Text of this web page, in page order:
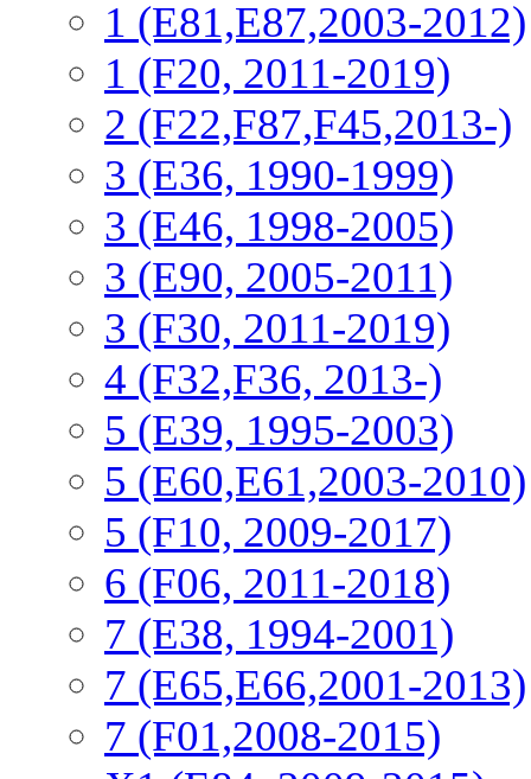
1 (E81,E87,2003-2012)
1 (F20, 2011-2019)
2 (F22,F87,F45,2013-)
3 (Е36, 1990-1999)
3 (E46, 1998-2005)
3 (E90, 2005-2011)
3 (F30, 2011-2019)
4 (F32,F36, 2013-)
5 (E39, 1995-2003)
5 (E60,E61,2003-2010)
5 (F10, 2009-2017)
6 (F06, 2011-2018)
7 (E38, 1994-2001)
7 (E65,E66,2001-2013)
7 (F01,2008-2015)